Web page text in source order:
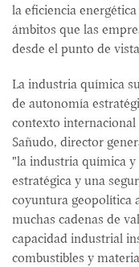
la eficiencia
ámbitos que las
desde el punto de
La industria química
de autonomía
contexto internacional
Sañudo, director
"la industria química
estratégica y una
coyuntura geopolítica
muchas cadenas de
capacidad industrial
combustibles y